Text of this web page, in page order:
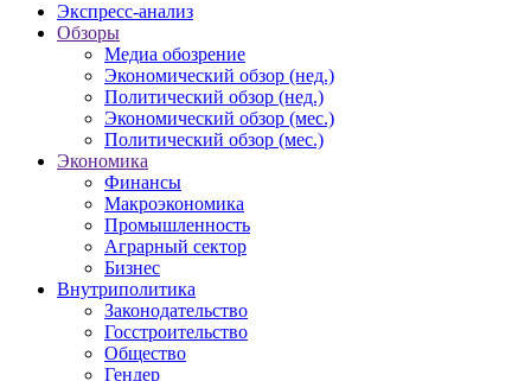
Экспресс-анализ
Обзоры
Медиа обозрение
Экономический обзор (нед.)
Политический обзор (нед.)
Экономический обзор (мес.)
Политический обзор (мес.)
Экономика
Финансы
Макроэкономика
Промышленность
Аграрный сектор
Бизнес
Внутриполитика
Законодательство
Госстроительство
Общество
Гендер